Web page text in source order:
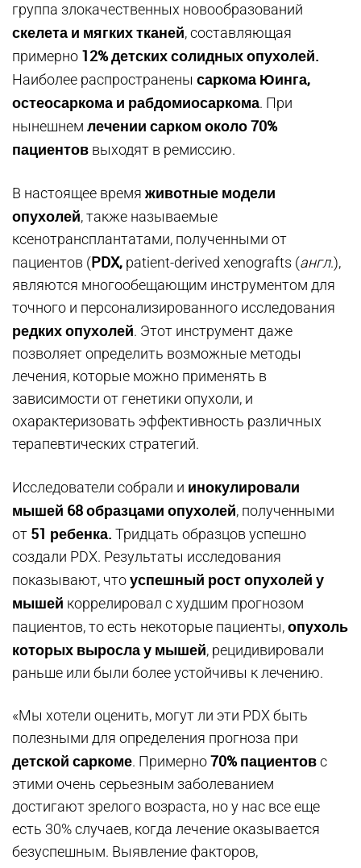
группа злокачественных новообразований
скелета и мягких тканей, составляющая
примерно 12% детских солидных опухолей.
Наиболее распространены саркома Юинга,
остеосаркома и рабдомиосаркома. При
нынешнем лечении сарком около 70%
пациентов выходят в ремиссию.
В настоящее время животные модели
опухолей, также называемые
ксенотрансплантатами, полученными от
пациентов (PDX, patient-derived xenografts (англ.),
являются многообещающим инструментом для
точного и персонализированного исследования
редких опухолей. Этот инструмент даже
позволяет определить возможные методы
лечения, которые можно применять в
зависимости от генетики опухоли, и
охарактеризовать эффективность различных
терапевтических стратегий.
Исследователи собрали и инокулировали
мышей 68 образцами опухолей, полученными
от 51 ребенка. Тридцать образцов успешно
создали PDX. Результаты исследования
показывают, чтоуспешный рост опухолей у
мышей коррелировал с худшим прогнозом
пациентов, то есть некоторые пациенты,опухоль
которых выросла у мышей, рецидивировали
раньше или были более устойчивы к лечению.
«Мы хотели оценить, могут ли эти PDX быть
полезными для определения прогноза при
детской саркоме. Примерно70% пациентовс
этими очень серьезным заболеванием
достигают зрелого возраста, но у нас все еще
есть 30% случаев, когда лечение оказывается
безуспешным. Выявление факторов,